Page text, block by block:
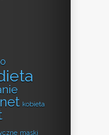
kobieta
maski